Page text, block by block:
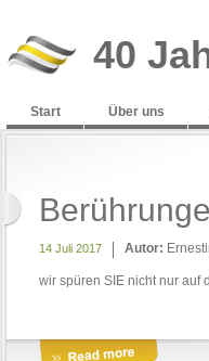
40
Start Über uns
14 Juli 2017 Autor:
wir spüren SIE nicht nur auf